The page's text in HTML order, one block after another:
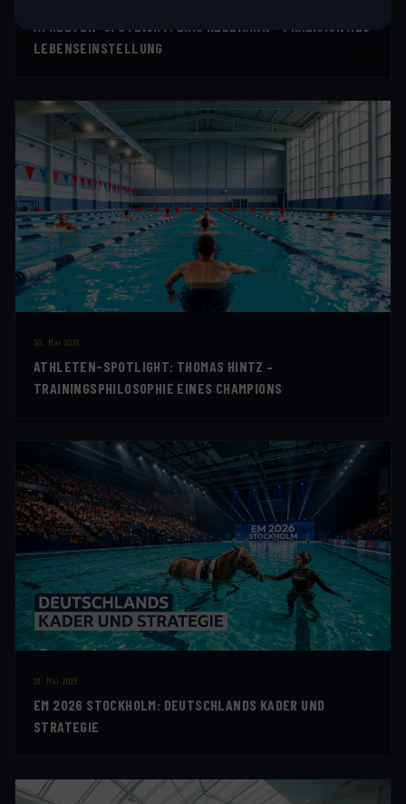
ATHLETEN-SPOTLIGHT: ERIC KLEEMANN – PRÄZISION ALS
LEBENSEINSTELLUNG
30. Mai 2026
ATHLETEN-SPOTLIGHT: THOMAS HINTZ –
TRAININGSPHILOSOPHIE EINES CHAMPIONS
28. Mai 2026
EM 2026 STOCKHOLM: DEUTSCHLANDS KADER UND
STRATEGIE